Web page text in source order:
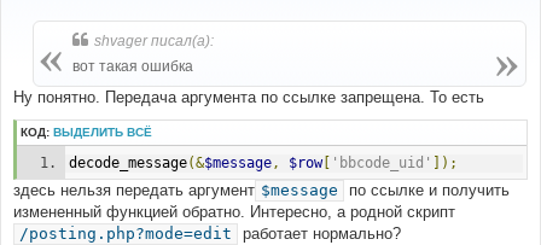
shvager писал(а):
вот такая ошибка
Ну понятно. Передача аргумента по ссылке запрещена. То есть
КОД: ВЫДЕЛИТЬ ВСЁ
decode_message(&$message, $row[ 'bbcode_uid' ]);
здесь нельзя передать аргумент $message
по ссылке и получить
измененный функцией обратно. Интересно, а родной скрипт
/posting.php?mode=edit
работает нормально?